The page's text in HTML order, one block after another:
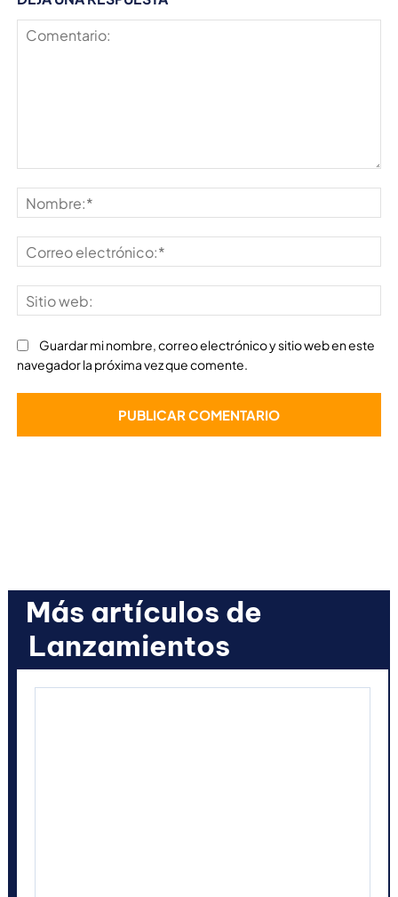
Guardar mi nombre, correo electrónico y sitio web en este
navegador la próxima vez que comente.
Más artículos de
Lanzamientos